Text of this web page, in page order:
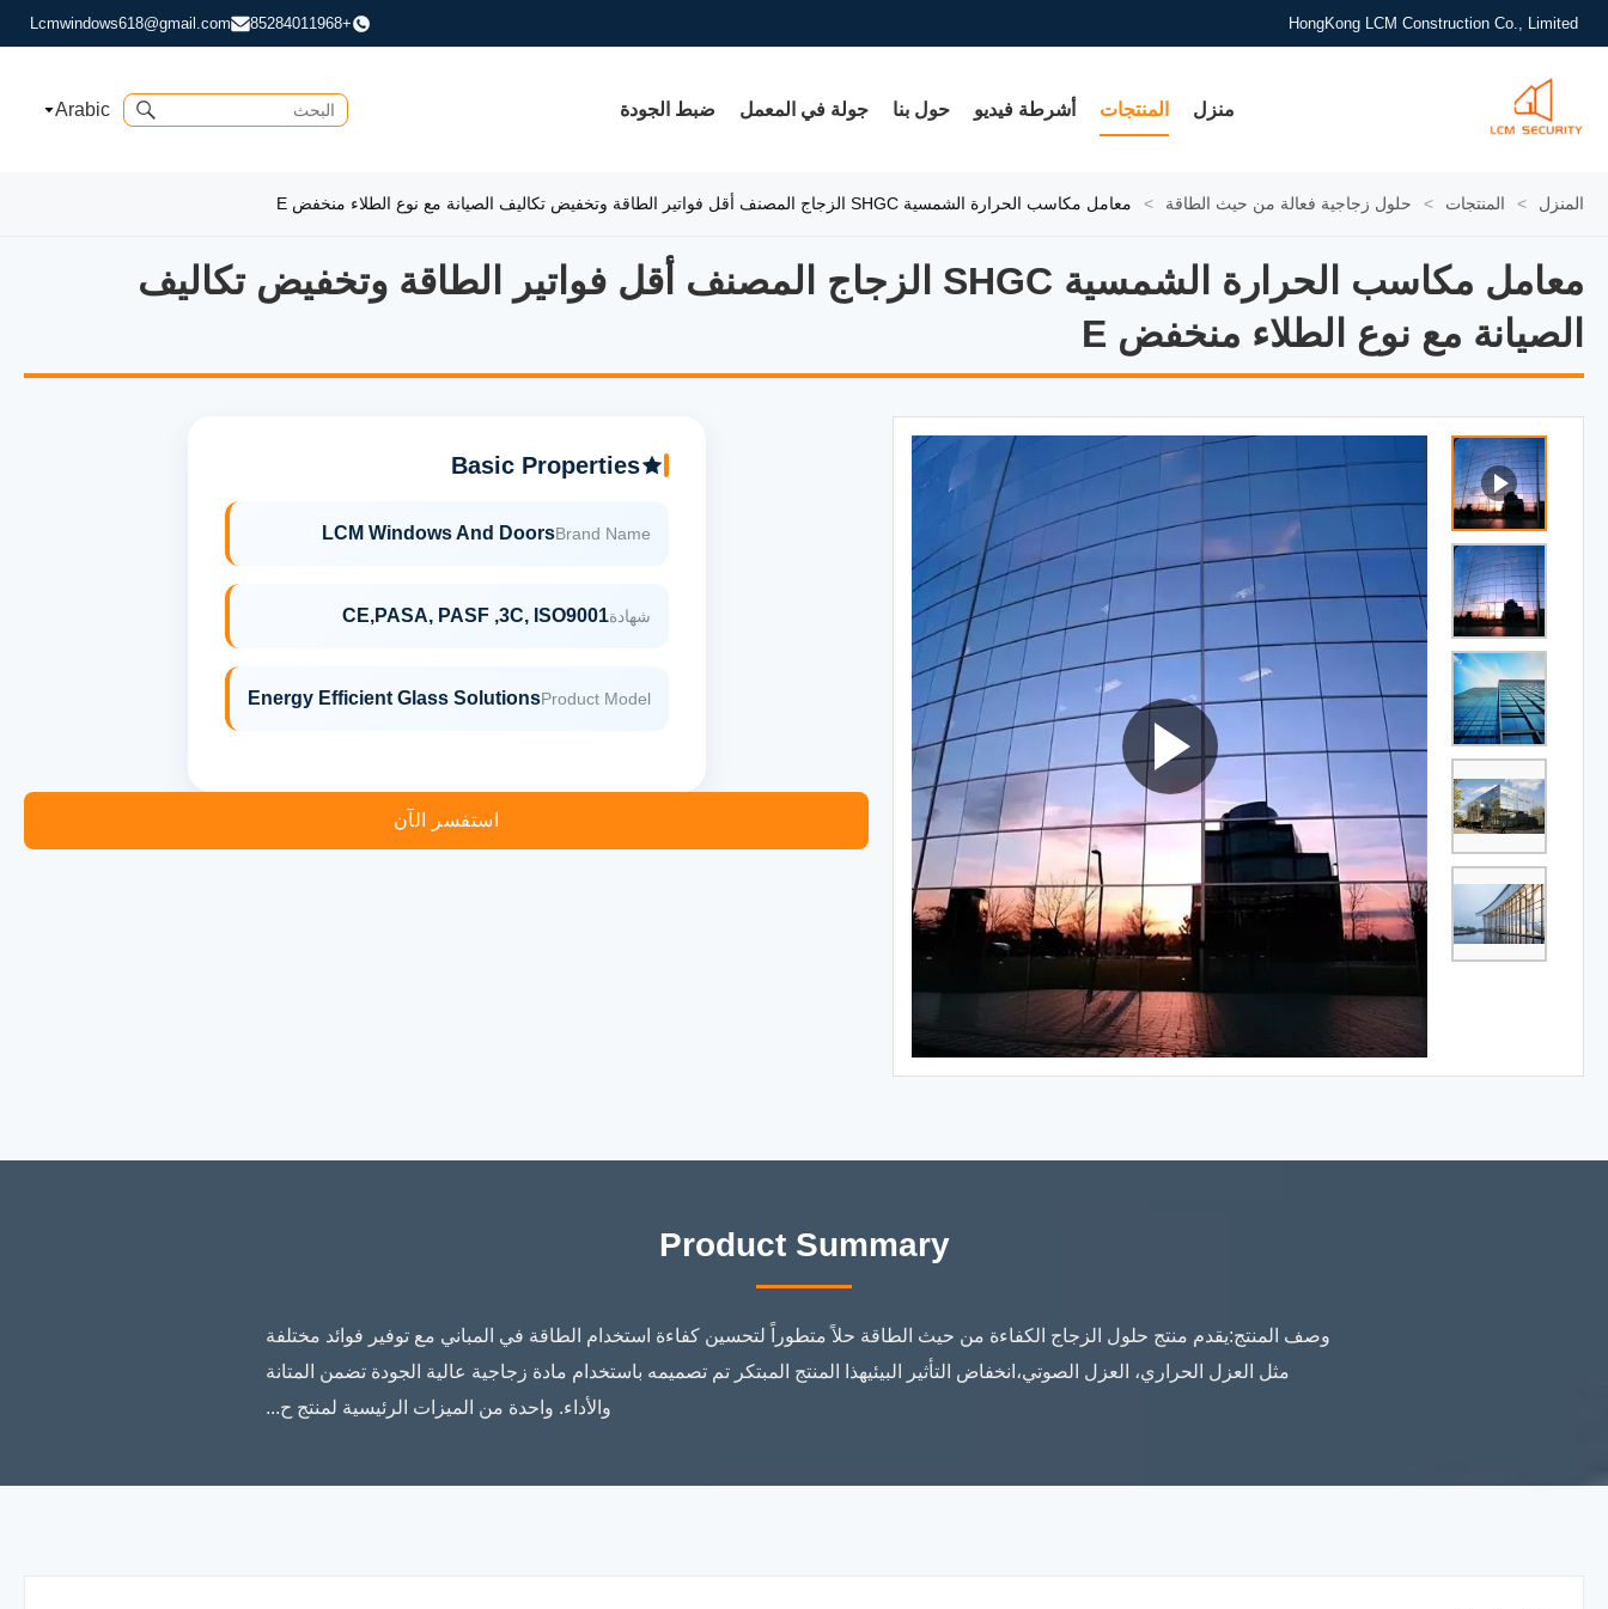
HongKong LCM Construction Co., Limited
+85284011968
Lcmwindows618@gmail.com
منزل المنتجات أشرطة فيديو حول بنا جولة في المعمل ضبط الجودة Arabic
المنزل > المنتجات > حلول زجاجية فعالة من حيث الطاقة > معامل مكاسب الحرارة الشمسية SHGC الزجاج المصنف أقل فواتير الطاقة وتخفيض تكاليف الصيانة مع نوع الطلاء منخفض E
معامل مكاسب الحرارة الشمسية SHGC الزجاج المصنف أقل فواتير الطاقة وتخفيض تكاليف
الصيانة مع نوع الطلاء منخفض E
معامل مكاسب الحرارة الشمسية SHGC الزجاج المصنف أقل فواتير الطاقة وتخفيض تكاليف الصيانة مع نوع الطلاء منخفض E
Basic Properties
Brand Name
LCM Windows And Doors
شهادةCE,PASA, PASF ,3C, ISO9001
Product Model
Energy Efficient Glass Solutions
استفسر الآن
Product Summary
وصف المنتج:يقدم منتج حلول الزجاج الكفاءة من حيث الطاقة حلاً متطوراً لتحسين كفاءة استخدام الطاقة في المباني مع توفير فوائد مختلفة
مثل العزل الحراري، العزل الصوتي،انخفاض التأثير البيئيهذا المنتج المبتكر تم تصميمه باستخدام مادة زجاجية عالية الجودة تضمن المتانة
والأداء. واحدة من الميزات الرئيسية لمنتج ح...